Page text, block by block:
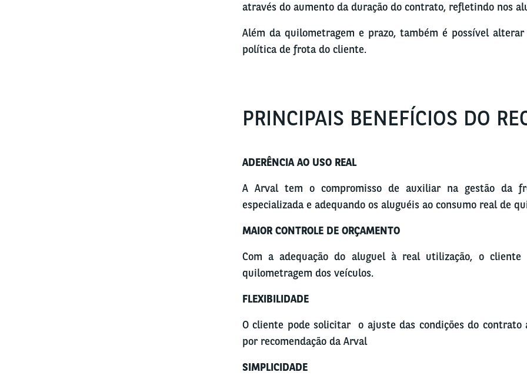
através do aumento da duração do contrato, refletindo nos
Além da quilometragem e prazo, também é possível
política de frota do cliente.
PRINCIPAIS BENEFÍCIOS DO
ADERÊNCIA AO USO REAL
A Arval tem o compromisso de auxiliar na gestão da
especializada e adequando os aluguéis ao consumo real de
MAIOR CONTROLE DE ORÇAMENTO
Com a adequação do aluguel à real utilização, o
quilometragem dos veículos.
FLEXIBILIDADE
O cliente pode solicitar o ajuste das condições do
por recomendação da Arval
SIMPLICIDADE